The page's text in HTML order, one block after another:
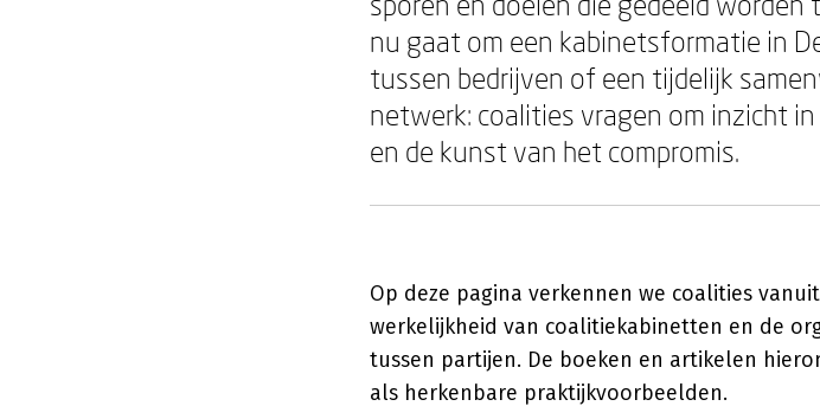
nu gaat om een kabinetsformatie in
tussen bedrijven of een tijdelijk
netwerk: coalities vragen om inzicht
en de kunst van het compromis.
Op deze pagina verkennen we coalities
werkelijkheid van coalitiekabinetten en de
tussen partijen. De boeken en artikelen
als herkenbare praktijkvoorbeelden.